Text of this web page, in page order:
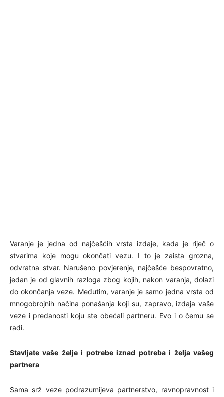
Varanje je jedna od najčešćih vrsta izdaje, kada je riječ o
stvarima koje mogu okončati vezu. I to je zaista grozna,
odvratna stvar. Narušeno povjerenje, najčešće bespovratno,
jedan je od glavnih razloga zbog kojih, nakon varanja, dolazi
do okončanja veze. Međutim, varanje je samo jedna vrsta od
mnogobrojnih načina ponašanja koji su, zapravo, izdaja vaše
veze i predanosti koju ste obećali partneru. Evo i o čemu se
radi.
Stavljate vaše želje i potrebe iznad potreba i želja vašeg
partnera
Sama srž veze podrazumijeva partnerstvo, ravnopravnost i